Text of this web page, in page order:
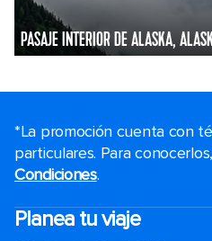
PASAJE INTERIOR DE ALASKA,
*La promoción cuenta con
particulares. Para
Condiciones.
Planea tu viaje